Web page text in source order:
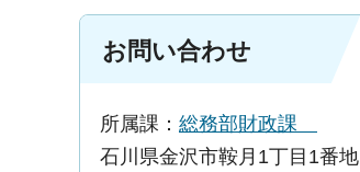
お問い合わせ
所属課： 総務部財政課
石川県金沢市鞍月1丁目1番地